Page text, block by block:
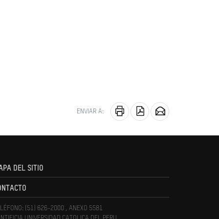
ENVIAR A:
DEL SITIO
(51) 626-2000 , ANEXO 5581